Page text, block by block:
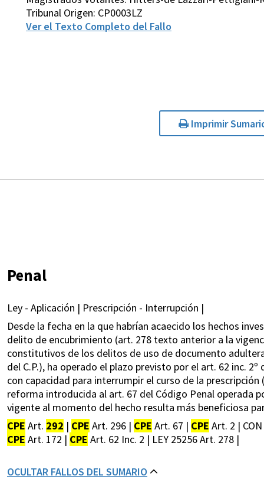
Tribunal Origen: CP0003LZ
Ver el Texto Completo del Fallo
Imprimir
Penal
Ley - Aplicación | Prescripción - Interrupción |
Desde la fecha en la que habrían acaecido los hechos
delito de encubrimiento (art. 278 texto anterior a la
constitutivos de los delitos de uso de documento
del C.P.), ha operado el plazo previsto por el art. 62 inc.
con capacidad para interrumpir el curso de la
reforma introducida al art. 67 del Código Penal operada
vigente al momento del hecho resulta más beneficiosa
CPE Art. 292 | CPE Art. 296 | CPE Art. 67 | CPE Art. 2 |
CPE Art. 172 | CPE Art. 62 Inc. 2 | LEY 25256 Art. 278 |
OCULTAR FALLOS DEL SUMARIO